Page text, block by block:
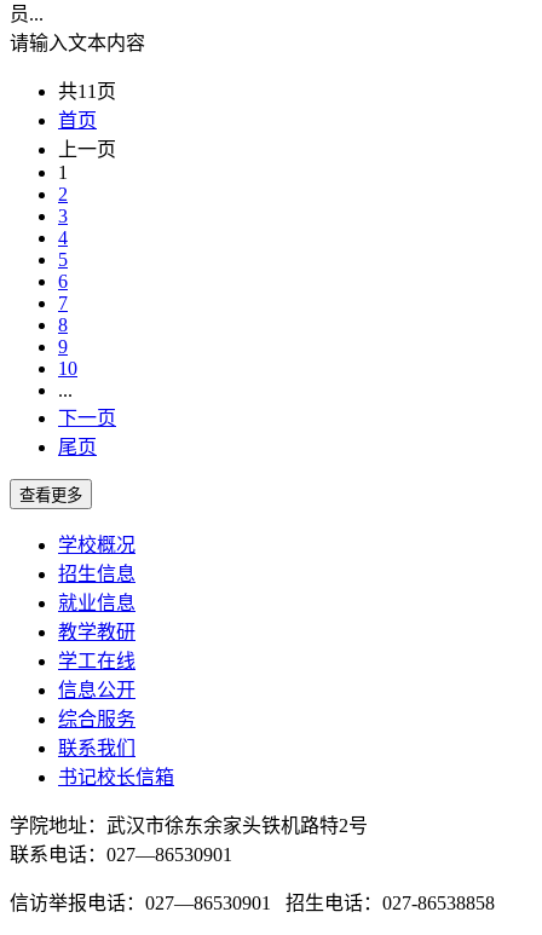
员...
请输入文本内容
共11页
首页
上一页
1
2
3
4
5
6
7
8
9
10
...
下一页
尾页
学校概况
招生信息
就业信息
教学教研
学工在线
信息公开
综合服务
联系我们
书记校长信箱
学院地址： 武汉市徐东余家头铁机路特2号
联系电话：027—86530901
信访举报电话：027—86530901 招生电话：027-86538858